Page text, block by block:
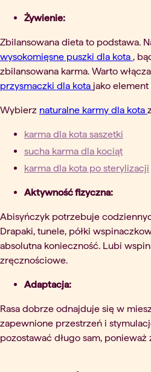
Żywienie:
Zbilansowana dieta to podstawa.
wysokomięsne puszki dla kota ,
zbilansowana karma. Warto
przysmaczki dla kota jako
Wybierz naturalne karmy dla kota
karma dla kota saszetki
sucha karma dla kociąt
karma dla kota po sterylizacji
Aktywność fizyczna:
Abisyńczyk potrzebuje
Drapaki, tunele, półki
absolutna konieczność. Lubi
zręcznościowe.
Adaptacja:
Rasa dobrze odnajduje się w
zapewnione przestrzeń i
pozostawać długo sam, ponieważ